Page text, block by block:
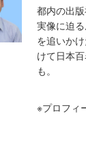
都内の出
実像に迫
を追いか
けて日本
も。
※プロフィ